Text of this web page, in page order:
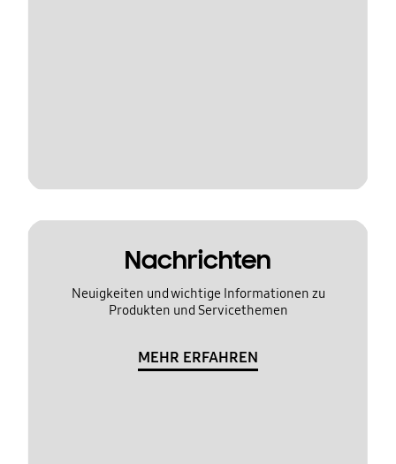
Nachrichten
Neuigkeiten und wichtige Informationen zu
Produkten und Servicethemen
MEHR ERFAHREN